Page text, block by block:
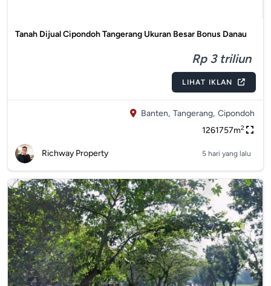
Tanah Dijual Cipondoh Tangerang Ukuran Besar Bonus Danau
Rp 3 triliun
LIHAT IKLAN
Banten, Tangerang, Cipondoh
1261757m2
Richway Property 5 hari yang lalu